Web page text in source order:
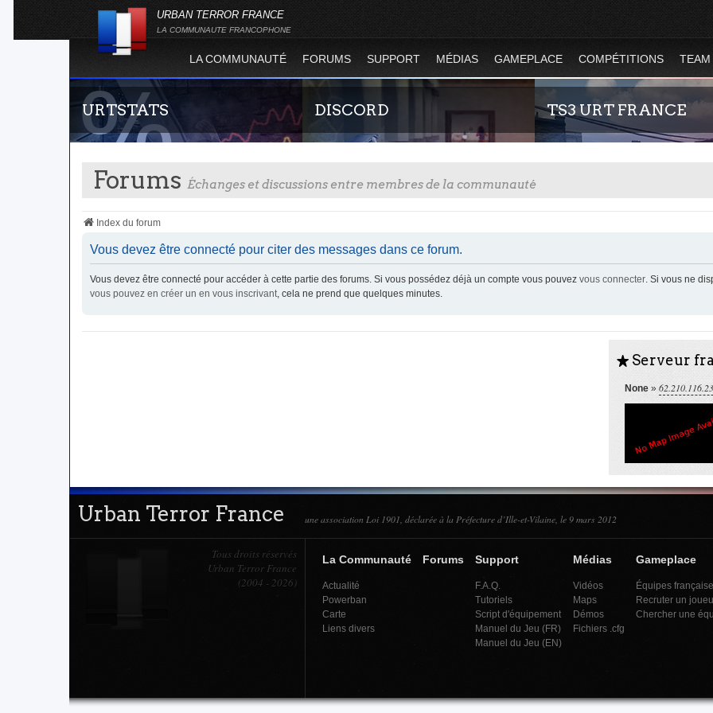
URBAN TERROR FRANCE
LA COMMUNAUTE FRANCOPHONE
LA COMMUNAUTÉ FORUMS SUPPORT MÉDIAS GAMEPLACE COMPÉTITIONS TEAM
URTSTATS
Statistiques globales et en temps réel de la
totalité des serveurs d'Urban Terror. Suivez
l'évolution du nombre de joueurs sur Urban
DISCORD
Rejoignez-nous sur le discord Urban Terror
France !
TS3 URT FRANCE
communauté ? Alors venez vous
Forums Échanges et discussions entre membres de la communauté
Index du forum
Vous devez être connecté pour citer des messages dans ce forum.
Vous devez être connecté pour accéder à cette partie des forums. Si vous possédez déjà un compte vous pouvez vous connecter. Si vous ne
vous pouvez en créer un en vous inscrivant, cela ne prend que quelques minutes.
S Serveur
None »
Urban Terror France une association Loi 1901, déclarée à la Préfecture d’Ille-et-Vilaine, le 9 mars 2012
Tous droits réservés
Urban Terror France
(2004 - 2026)
La Communauté
Actualité
Powerban
Carte
Liens divers
Forums Support
F.A.Q.
Tutoriels
Script d'équipement
Manuel du Jeu (FR)
Manuel du Jeu (EN)
Médias
Vidéos
Maps
Démos
Fichiers .cfg
Gameplace
Équipes
Recruter un
Chercher une